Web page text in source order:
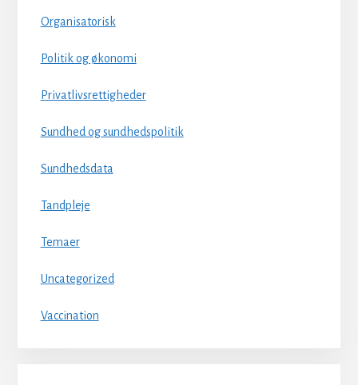
Organisatorisk
Politik og økonomi
Privatlivsrettigheder
Sundhed og sundhedspolitik
Sundhedsdata
Tandpleje
Temaer
Uncategorized
Vaccination